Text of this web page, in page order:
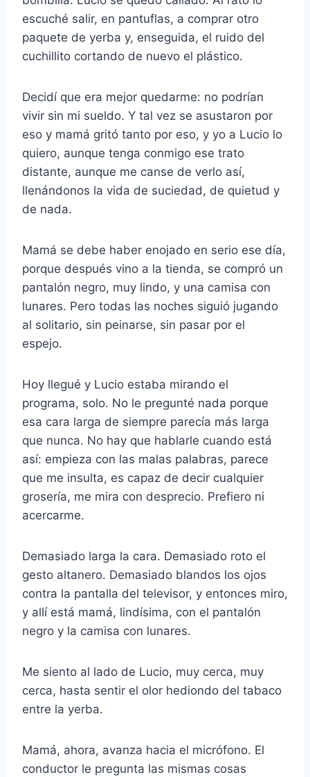
escuché salir, en pantuflas, a comprar otro
paquete de yerba y, enseguida, el ruido del
cuchillito cortando de nuevo el plástico.
Decidí que era mejor quedarme: no podrían
vivir sin mi sueldo. Y tal vez se asustaron por
eso y mamá gritó tanto por eso, y yo a Lucio lo
quiero, aunque tenga conmigo ese trato
distante, aunque me canse de verlo así,
llenándonos la vida de suciedad, de quietud y
de nada.
Mamá se debe haber enojado en serio ese día,
porque después vino a la tienda, se compró un
pantalón negro, muy lindo, y una camisa con
lunares. Pero todas las noches siguió jugando
al solitario, sin peinarse, sin pasar por el
espejo.
Hoy llegué y Lucio estaba mirando el
programa, solo. No le pregunté nada porque
esa cara larga de siempre parecía más larga
que nunca. No hay que hablarle cuando está
así: empieza con las malas palabras, parece
que me insulta, es capaz de decir cualquier
grosería, me mira con desprecio. Prefiero ni
acercarme.
Demasiado larga la cara. Demasiado roto el
gesto altanero. Demasiado blandos los ojos
contra la pantalla del televisor, y entonces miro,
y allí está mamá, lindísima, con el pantalón
negro y la camisa con lunares.
Me siento al lado de Lucio, muy cerca, muy
cerca, hasta sentir el olor hediondo del tabaco
entre la yerba.
Mamá, ahora, avanza hacia el micrófono. El
conductor le pregunta las mismas cosas